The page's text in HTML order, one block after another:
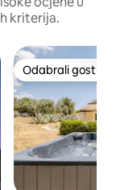
kriterija.
Odabrali gosti
Odabrali gosti